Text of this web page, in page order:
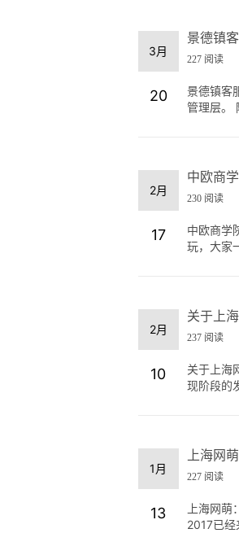
3月
20
景德镇
227 阅读
景德镇客
管理层。
2月
17
中欧商
230 阅读
中欧商学
玩，大家
2月
10
关于上
237 阅读
关于上海
现阶段的
1月
13
上海网
227 阅读
上海网
2017已经